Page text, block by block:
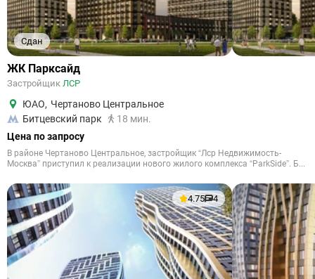
Сдан
ЖК Парксайд
Застройщик ЛСР
ЮАО, Чертаново Центральное
Битцевский парк
18 мин.
Цена по запросу
В районе Чертаново Центральное, застройщик “Лср Недвижимость-
Москва” приступил к реализации нового жилого комплекса “ParkSide”. Б...
4.75 4